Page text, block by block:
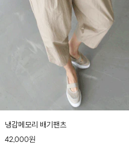
냉감메모리 배기팬츠
42,000원